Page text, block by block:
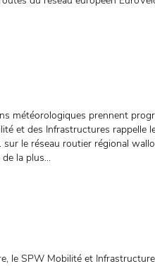
météorologiques prennent
et des Infrastructures rappelle
le réseau routier régional
la plus...
le SPW Mobilité et